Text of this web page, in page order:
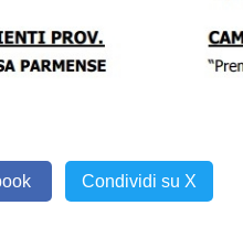
Condividi su X